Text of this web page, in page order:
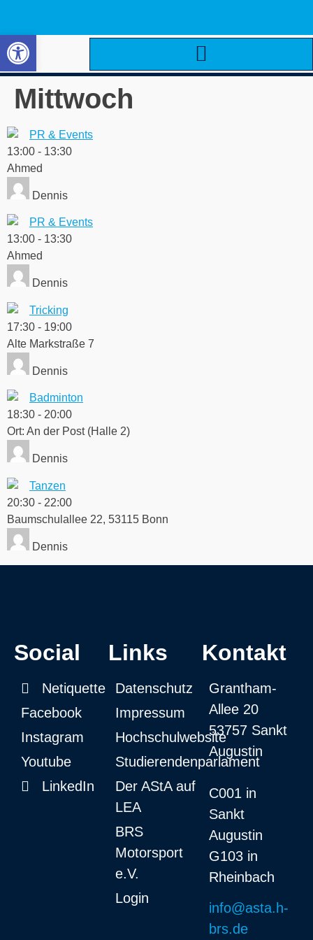
Werkzeugleiste öffnen
Mittwoch
PR & Events
13:00 - 13:30
Ahmed
Dennis
PR & Events
13:00 - 13:30
Ahmed
Dennis
Tricking
17:30 - 19:00
Alte Markstraße 7
Dennis
Badminton
18:30 - 20:00
Ort: An der Post (Halle 2)
Dennis
Tanzen
20:30 - 22:00
Baumschulallee 22, 53115 Bonn
Dennis
Social
Netiquette
Facebook
Instagram
Youtube
LinkedIn
Links
Datenschutz
Impressum
Hochschulwebsite
Studierendenparlament
Der AStA auf
LEA
BRS
Motorsport
e.V.
Login
Kontakt
Grantham-
Allee 20
53757 Sankt
Augustin
C001 in
Sankt
Augustin
G103 in
Rheinbach
info@asta.h-
brs.de